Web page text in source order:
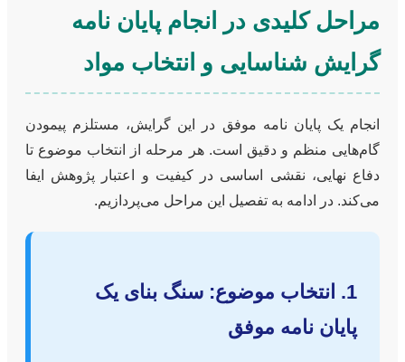
مراحل کلیدی در انجام پایان نامه
گرایش شناسایی و انتخاب مواد
انجام یک پایان نامه موفق در این گرایش، مستلزم پیمودن
گام‌هایی منظم و دقیق است. هر مرحله از انتخاب موضوع تا
دفاع نهایی، نقشی اساسی در کیفیت و اعتبار پژوهش ایفا
می‌کند. در ادامه به تفصیل این مراحل می‌پردازیم.
1. انتخاب موضوع: سنگ بنای یک
پایان نامه موفق